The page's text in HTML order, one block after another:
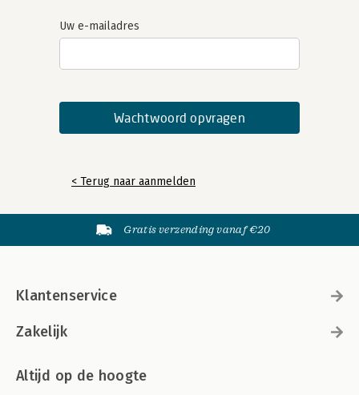
Uw e-mailadres
< Terug naar aanmelden
Gratis verzending vanaf €20
Klantenservice
Zakelijk
Altijd op de hoogte